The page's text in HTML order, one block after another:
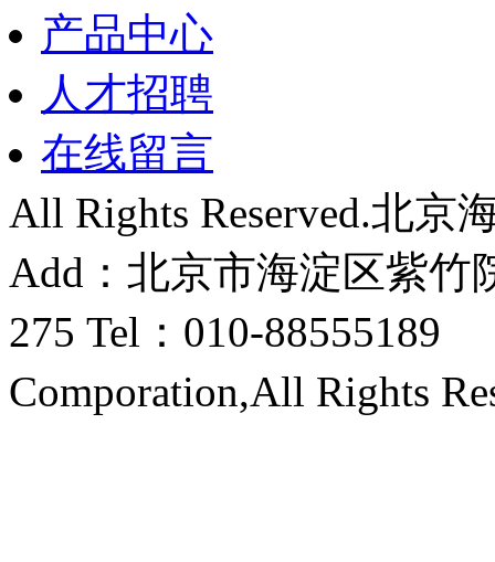
产品中心
人才招聘
在线留言
All Rights Reserved.北京
Add：北京市海淀区紫竹
275 Tel：010-88555189
Comporation,All Rights